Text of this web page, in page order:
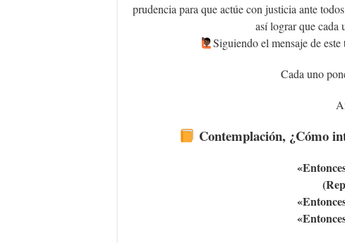
prudencia para que actúe con justicia ante
así lograr que cada
‍Siguiendo el mensaje de
Cada uno
Contemplación, ¿Cómo